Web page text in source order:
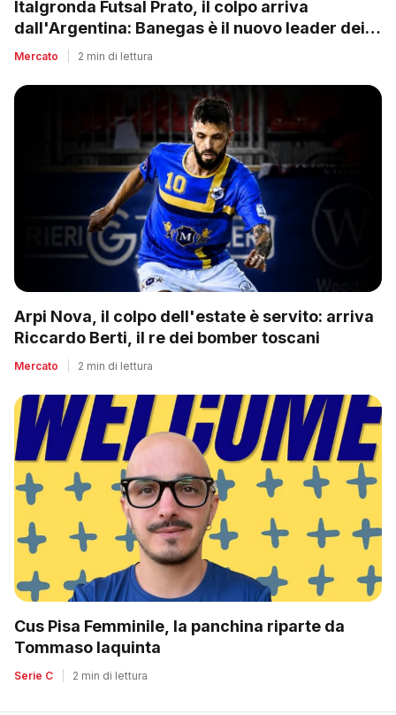
Italgronda Futsal Prato, il colpo arriva
dall'Argentina: Banegas è il nuovo leader dei
biancazzurri
Mercato 2 min di lettura
Arpi Nova, il colpo dell'estate è servito: arriva
Riccardo Berti, il re dei bomber toscani
Mercato 2 min di lettura
Cus Pisa Femminile, la panchina riparte da
Tommaso Iaquinta
Serie C 2 min di lettura